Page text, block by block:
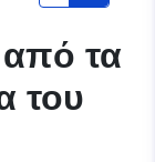
τα
του